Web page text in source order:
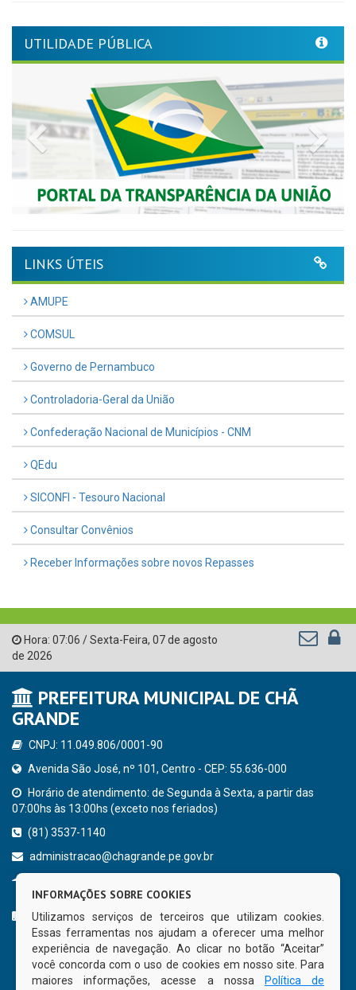
UTILIDADE PÚBLICA
Previous
LINKS ÚTEIS
AMUPE
COMSUL
Governo de Pernambuco
Controladoria-Geral da União
Confederação Nacional de Municípios - CNM
QEdu
SICONFI - Tesouro Nacional
Consultar Convênios
Receber Informações sobre novos Repasses
Hora: 07:06 /Sexta-Feira, 07 de agosto
de 2026
PREFEITURA MUNICIPAL DE CHÃ
GRANDE
CNPJ: 11.049.806/0001-90
Avenida São José, nº 101, Centro - CEP: 55.636-000
Horário de atendimento: de Segunda à Sexta, a partir das
07:00hs às 13:00hs (exceto nos feriados)
(81) 3537-1140
administracao@chagrande.pe.gov.br
CURTA NOSSA FAN PAGE
INFORMAÇÕES SOBRE COOKIES
Utilizamos serviços de terceiros que utilizam cookies.
Essas ferramentas nos ajudam a oferecer uma melhor
experiência de navegação. Ao clicar no botão “Aceitar”
você concorda com o uso de cookies em nosso site. Para
maiores informações, acesse a nossa
Política de